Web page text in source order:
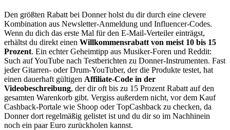
Den größten Rabatt bei Donner holst du dir durch eine clevere
Kombination aus Newsletter-Anmeldung und Influencer-Codes.
Wenn du dich das erste Mal für den E-Mail-Verteiler einträgst,
erhältst du direkt einen Willkommensrabatt von meist 10 bis 15
Prozent. Ein echter Geheimtipp aus Musiker-Foren und Reddit:
Such auf YouTube nach Testberichten zu Donner-Instrumenten. Fast
jeder Gitarren- oder Drum-YouTuber, der die Produkte testet, hat
einen dauerhaft gültigen Affiliate-Code in der
Videobeschreibung, der dir oft bis zu 15 Prozent Rabatt auf den
gesamten Warenkorb gibt. Vergiss außerdem nicht, vor dem Kauf
Cashback-Portale wie Shoop oder TopCashback zu checken, da
Donner dort regelmäßig gelistet ist und du dir so im Nachhinein
noch ein paar Euro zurückholen kannst.